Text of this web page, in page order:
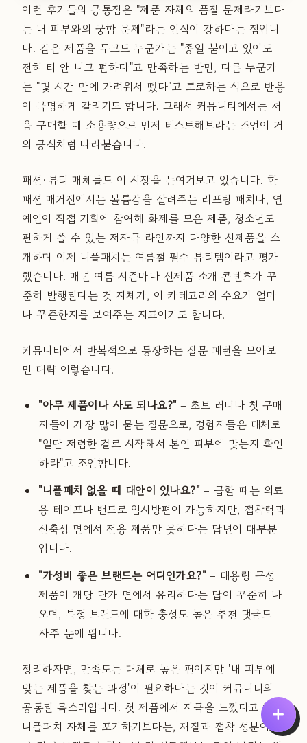
이런 후기들의 공통점은 "제품 자체의 품질 문제라기보다
는 내 피부와의 궁합 문제"라는 인식이 강하다는 점입니
다. 같은 제품을 두고도 누군가는 "종일 붙이고 있어도
전혀 티 안 나고 편하다"고 만족하는 반면, 다른 누군가
는 "몇 시간 만에 가려워서 뗐다"고 토로하는 식으로 반응
이 극명하게 갈리기도 합니다. 그래서 커뮤니티에서는 처
음 구매할 때 소용량으로 먼저 테스트해보라는 조언이 거
의 공식처럼 따라붙습니다.
패션·뷰티 매체들도 이 시장을 눈여겨보고 있습니다. 한
패션 매거진에서는 볼륨감을 살려주는 리프팅 패치나, 연
예인이 직접 기획에 참여해 화제를 모은 제품, 청소년도
편하게 쓸 수 있는 저자극 라인까지 다양한 신제품을 소
개하며 이제 니플패치는 여름철 필수 뷰티템이라고 평가
했습니다. 매년 여름 시즌마다 신제품 소개 콘텐츠가 꾸
준히 발행된다는 것 자체가, 이 카테고리의 수요가 얼마
나 꾸준한지를 보여주는 지표이기도 합니다.
커뮤니티에서 반복적으로 등장하는 질문 패턴을 모아보
면 대략 이렇습니다.
"아무 제품이나 사도 되나요?" – 초보 러너나 첫 구매
자들이 가장 많이 묻는 질문으로, 경험자들은 대체로
"일단 저렴한 걸로 시작해서 본인 피부에 맞는지 확인
하라"고 조언합니다.
"니플패치 없을 때 대안이 있나요?" – 급할 때는 의료
용 테이프나 밴드로 임시방편이 가능하지만, 접착력과
신축성 면에서 전용 제품만 못하다는 답변이 대부분
입니다.
"가성비 좋은 브랜드는 어디인가요?" – 대용량 구성
제품이 개당 단가 면에서 유리하다는 답이 꾸준히 나
오며, 특정 브랜드에 대한 충성도 높은 추천 댓글도
자주 눈에 띕니다.
정리하자면, 만족도는 대체로 높은 편이지만 '내 피부에
맞는 제품을 찾는 과정'이 필요하다는 것이 커뮤니티의
공통된 목소리입니다. 첫 제품에서 자극을 느꼈다고 해서
니플패치 자체를 포기하기보다는, 재질과 접착 성분이 다